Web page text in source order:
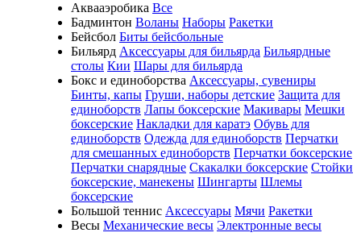
Аквааэробика Все
Бадминтон Воланы Наборы Ракетки
Бейсбол Биты бейсбольные
Бильярд Аксессуары для бильярда Бильярдные
столы Кии Шары для бильярда
Бокс и единоборства Аксессуары, сувениры
Бинты, капы Груши, наборы детские Защита для
единоборств Лапы боксерские Макивары Мешки
боксерские Накладки для каратэ Обувь для
единоборств Одежда для единоборств Перчатки
для смешанных единоборств Перчатки боксерские
Перчатки снарядные Скакалки боксерские Стойки
боксерские, манекены Шингарты Шлемы
боксерские
Большой теннис Аксессуары Мячи Ракетки
Весы Механические весы Электронные весы